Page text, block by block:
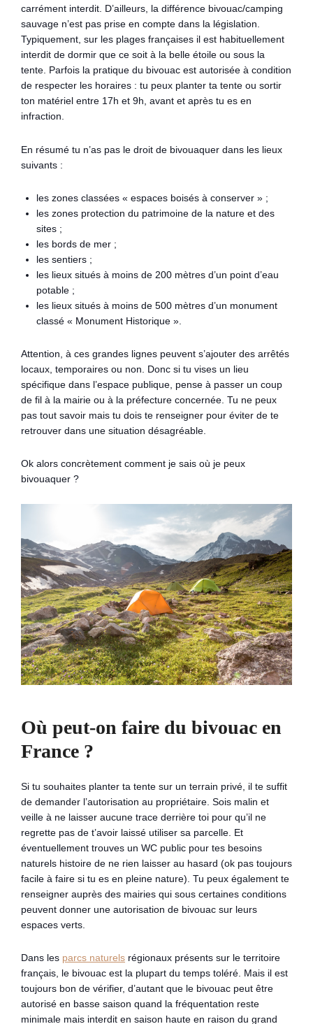
carrément interdit. D’ailleurs, la différence bivouac/camping
sauvage n’est pas prise en compte dans la législation.
Typiquement, sur les plages françaises il est habituellement
interdit de dormir que ce soit à la belle étoile ou sous la
tente. Parfois la pratique du bivouac est autorisée à condition
de respecter les horaires : tu peux planter ta tente ou sortir
ton matériel entre 17h et 9h, avant et après tu es en
infraction.
En résumé tu n’as pas le droit de bivouaquer dans les lieux
suivants :
les zones classées « espaces boisés à conserver » ;
les zones protection du patrimoine de la nature et des
sites ;
les bords de mer ;
les sentiers ;
les lieux situés à moins de 200 mètres d’un point d’eau
potable ;
les lieux situés à moins de 500 mètres d’un monument
classé « Monument Historique ».
Attention, à ces grandes lignes peuvent s’ajouter des arrêtés
locaux, temporaires ou non. Donc si tu vises un lieu
spécifique dans l’espace publique, pense à passer un coup
de fil à la mairie ou à la préfecture concernée. Tu ne peux
pas tout savoir mais tu dois te renseigner pour éviter de te
retrouver dans une situation désagréable.
Ok alors concrètement comment je sais où je peux
bivouaquer ?
Où peut-on faire du bivouac en
France ?
Si tu souhaites planter ta tente sur un terrain privé, il te suffit
de demander l’autorisation au propriétaire. Sois malin et
veille à ne laisser aucune trace derrière toi pour qu’il ne
regrette pas de t’avoir laissé utiliser sa parcelle. Et
éventuellement trouves un WC public pour tes besoins
naturels histoire de ne rien laisser au hasard (ok pas toujours
facile à faire si tu es en pleine nature). Tu peux également te
renseigner auprès des mairies qui sous certaines conditions
peuvent donner une autorisation de bivouac sur leurs
espaces verts.
Dans les parcs naturels régionaux présents sur le territoire
français, le bivouac est la plupart du temps toléré. Mais il est
toujours bon de vérifier, d’autant que le bivouac peut être
autorisé en basse saison quand la fréquentation reste
minimale mais interdit en saison haute en raison du grand